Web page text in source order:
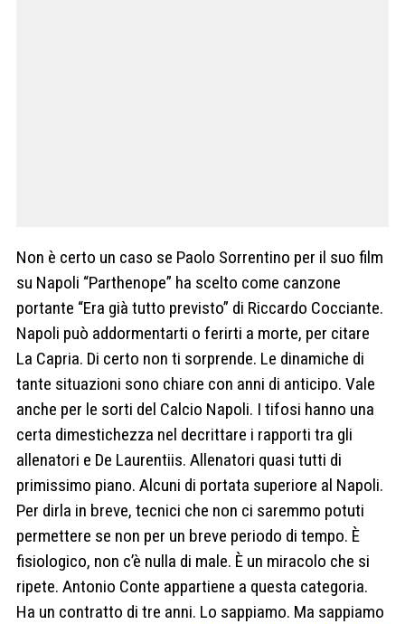
Non è certo un caso se Paolo Sorrentino per il suo film
su Napoli “Parthenope” ha scelto come canzone
portante “Era già tutto previsto” di Riccardo Cocciante.
Napoli può addormentarti o ferirti a morte, per citare
La Capria. Di certo non ti sorprende. Le dinamiche di
tante situazioni sono chiare con anni di anticipo. Vale
anche per le sorti del Calcio Napoli. I tifosi hanno una
certa dimestichezza nel decrittare i rapporti tra gli
allenatori e De Laurentiis. Allenatori quasi tutti di
primissimo piano. Alcuni di portata superiore al Napoli.
Per dirla in breve, tecnici che non ci saremmo potuti
permettere se non per un breve periodo di tempo. È
fisiologico, non c’è nulla di male. È un miracolo che si
ripete. Antonio Conte appartiene a questa categoria.
Ha un contratto di tre anni. Lo sappiamo. Ma sappiamo